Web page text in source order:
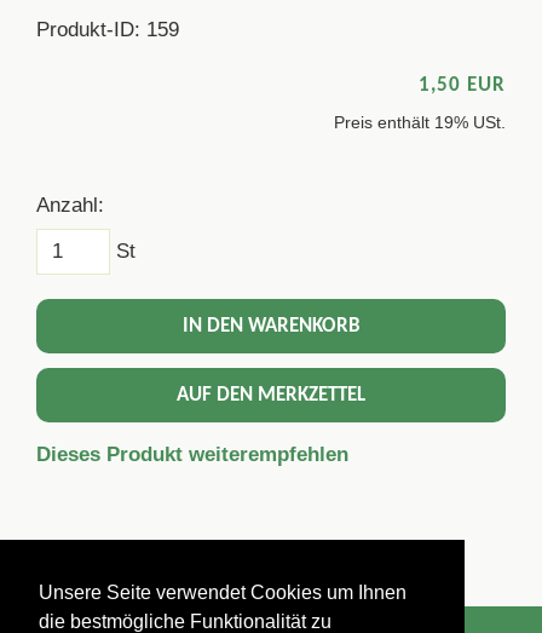
Unsere Seite verwendet Cookies um Ihnen
die bestmögliche Funktionalität zu
Produkt-ID: 159
1,50 EUR
Preis enthält 19% USt.
Anzahl:
St
IN DEN WARENKORB
AUF DEN MERKZETTEL
Dieses Produkt weiterempfehlen
Impressum Datenschutzerklärung